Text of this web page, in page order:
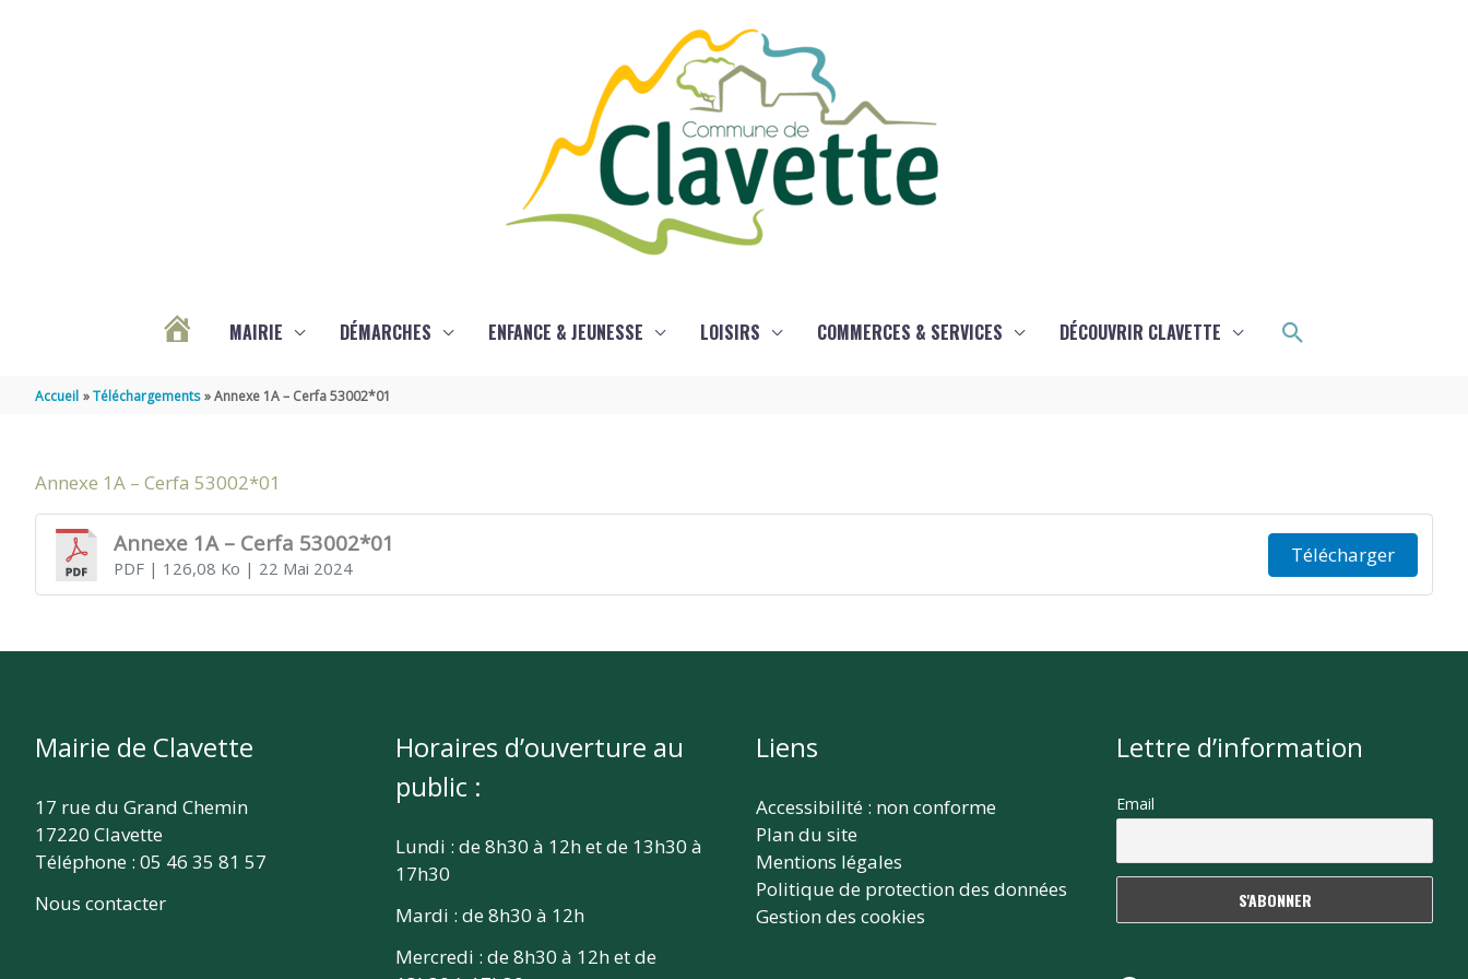
MAIRIE DÉMARCHES ENFANCE & JEUNESSE LOISIRS COMMERCES & SERVICES DÉCOUVRIR CLAVETTE Rechercher
Accueil Téléchargements Annexe 1A – Cerfa 53002*01
Annexe 1A – Cerfa 53002*01
Annexe 1A – Cerfa 53002*01
PDF| 126,08 Ko | 22 Mai 2024
Télécharger
Mairie de Clavette
17 rue du Grand Chemin
17220 Clavette
Téléphone : 05 46 35 81 57
Nous contacter
Horaires d’ouverture au
public :
Lundi : de 8h30 à 12h et de 13h30 à
17h30
Mardi : de 8h30 à 12h
Mercredi : de 8h30 à 12h et de
Liens
Accessibilité : non conforme
Plan du site
Mentions légales
Politique de protection des données
Gestion des cookies
Lettre d’information
Email